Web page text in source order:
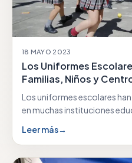
18 MAYO 2023
Los Uniformes
Familias, Niños y
Los uniformes escolares
en muchas instituciones
Leer más→